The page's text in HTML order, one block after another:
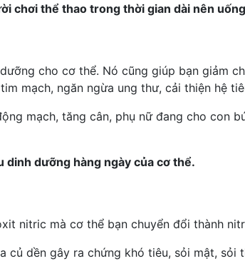
chơi thể thao trong thời gian dài nên
cho cơ thể. Nó cũng giúp bạn giảm
mạch, ngăn ngừa ung thư, cải thiện hệ
mạch, tăng cân, phụ nữ đang cho con
dinh dưỡng hàng ngày của cơ thể.
nitric mà cơ thể bạn chuyển đổi thành
củ dền gây ra chứng khó tiêu, sỏi mật,